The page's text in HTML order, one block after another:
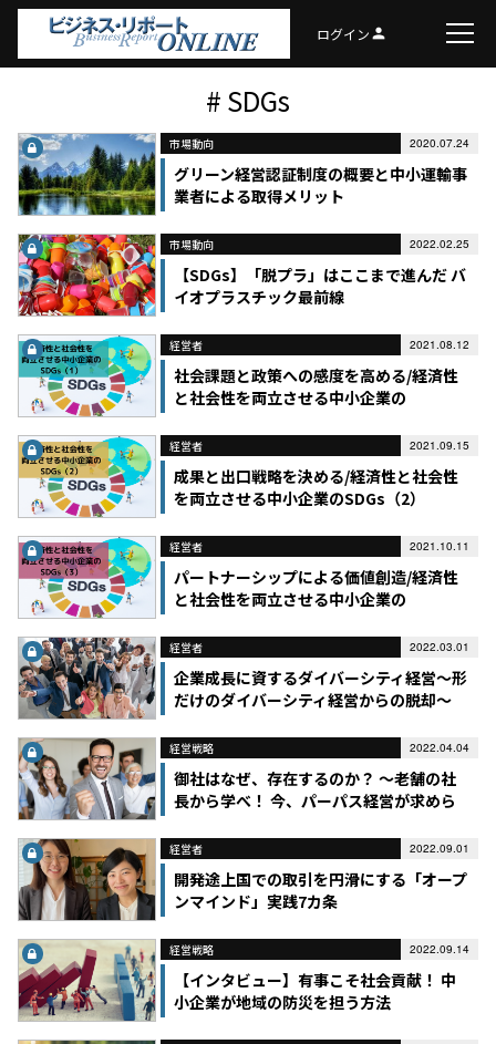
ログインperson
# SDGs
市場動向 2020.07.24
グリーン経営認証制度の概要と中小運輸事
業者による取得メリット
市場動向 2022.02.25
【SDGs】「脱プラ」はここまで進んだ バ
イオプラスチック最前線
経営者 2021.08.12
社会課題と政策への感度を高める/経済性
と社会性を両立させる中小企業の
経営者 2021.09.15
成果と出口戦略を決める/経済性と社会性
を両立させる中小企業のSDGs（2）
経営者 2021.10.11
パートナーシップによる価値創造/経済性
と社会性を両立させる中小企業の
経営者 2022.03.01
企業成長に資するダイバーシティ経営～形
だけのダイバーシティ経営からの脱却～
経営戦略 2022.04.04
御社はなぜ、存在するのか？ ～老舗の社
長から学べ！ 今、パーパス経営が求めら
経営者 2022.09.01
開発途上国での取引を円滑にする「オープ
ンマインド」実践7カ条
経営戦略 2022.09.14
【インタビュー】有事こそ社会貢献！ 中
小企業が地域の防災を担う方法